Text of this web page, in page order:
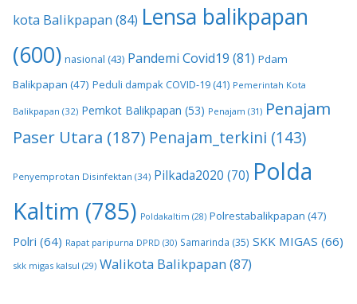
kota Balikpapan (84) Lensa balikpapan
(600) nasional (43) Pandemi Covid19 (81) Pdam
Balikpapan (47) Peduli dampak COVID-19 (41) Pemerintah Kota
Balikpapan (32) Pemkot Balikpapan (53) Penajam (31) Penajam
Paser Utara (187) Penajam_terkini (143)
Penyemprotan Disinfektan (34) Pilkada2020 (70) Polda
Kaltim (785) Poldakaltim (28) Polrestabalikpapan (47)
Polri (64) Rapat paripurna DPRD (30) Samarinda (35) SKK MIGAS (66)
skk migas kalsul (29) Walikota Balikpapan (87)